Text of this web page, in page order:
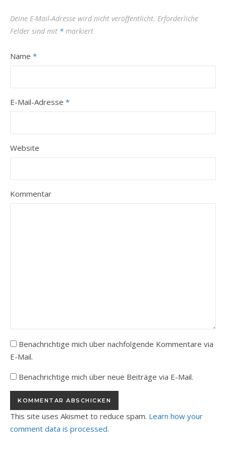
Deine E-Mail-Adresse wird nicht veröffentlicht. Erforderliche
Felder sind mit * markiert
Name *
E-Mail-Adresse *
Website
Kommentar
Benachrichtige mich über nachfolgende Kommentare via
E-Mail.
Benachrichtige mich über neue Beiträge via E-Mail.
This site uses Akismet to reduce spam. Learn how your
comment data is processed.